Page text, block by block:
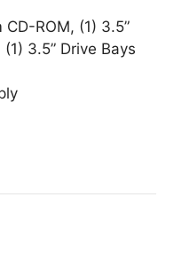
ROM, (1) 3.5”
3.5” Drive Bays